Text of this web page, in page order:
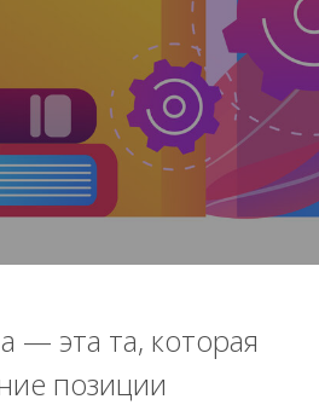
— эта та, которая
позиции